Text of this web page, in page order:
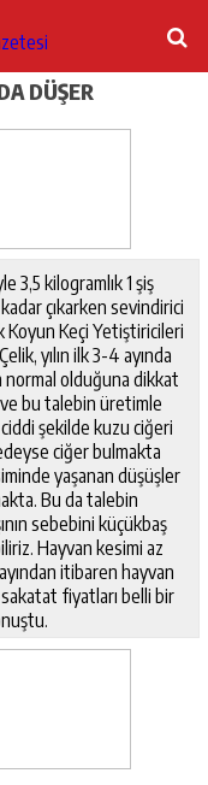
DÜŞER
3,5 kilogramlık 1 şiş
çıkarken sevindirici
Koyun Keçi Yetiştiricileri
yılın ilk 3-4 ayında
normal olduğuna dikkat
ve bu talebin üretimle
şekilde kuzu ciğeri
ciğer bulmakta
yaşanan düşüşler
Bu da talebin
sebebini küçükbaş
Hayvan kesimi az
itibaren hayvan
fiyatları belli bir